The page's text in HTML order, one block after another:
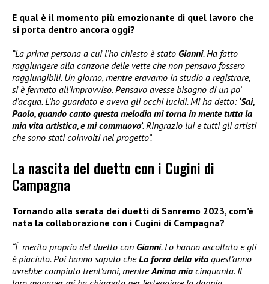
E qual è il momento più emozionante di quel lavoro che
si porta dentro ancora oggi?
“La prima persona a cui l’ho chiesto è stato Gianni. Ha fatto
raggiungere alla canzone delle vette che non pensavo fossero
raggiungibili. Un giorno, mentre eravamo in studio a registrare,
si è fermato all’improvviso. Pensavo avesse bisogno di un po’
d’acqua. L’ho guardato e aveva gli occhi lucidi. Mi ha detto: ‘Sai,
Paolo, quando canto questa melodia mi torna in mente tutta la
mia vita artistica, e mi commuovo’. Ringrazio lui e tutti gli artisti
che sono stati coinvolti nel progetto”.
La nascita del duetto con i Cugini di
Campagna
Tornando alla serata dei duetti di Sanremo 2023, com’è
nata la collaborazione con i Cugini di Campagna?
“È merito proprio del duetto con Gianni. Lo hanno ascoltato e gli
è piaciuto. Poi hanno saputo cheLa forza della vita quest’anno
avrebbe compiuto trent’anni, mentreAnima mia cinquanta. Il